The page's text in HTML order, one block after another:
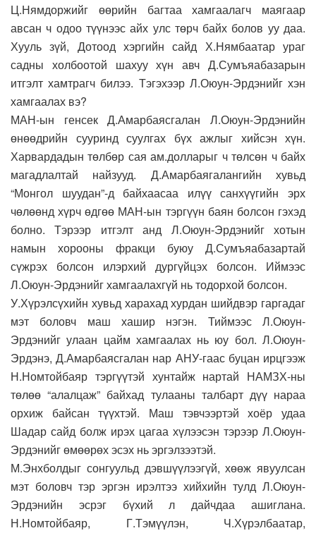
Ц.Нямдоржийг өөрийн багтаа хамгаалагч маягаар
авсан ч одоо түүнээс айх улс төрч байх болов уу даа.
Хууль зүй, Дотоод хэргийн сайд Х.Нямбаатар ураг
садны холбоотой шахуу хүн авч Д.Сумъяабазарын
итгэлт хамтрагч билээ. Тэгэхээр Л.Оюун-Эрдэнийг хэн
хамгаалах вэ?
МАН-ын генсек Д.Амарбаясгалан Л.Оюун-Эрдэнийн
өнөөдрийн сууринд суулгах бүх ажлыг хийсэн хүн.
Харвардадын төлбөр сая ам.долларыг ч төлсөн ч байх
магадлалтай найзууд. Д.Амарбаягалангийн хувьд
“Монгол шуудан”-д байхаасаа илүү санхүүгийн эрх
чөлөөнд хүрч өдгөө МАН-ын тэргүүн баян болсон гэхэд
болно. Тэрээр итгэлт анд Л.Оюун-Эрдэнийг хотын
намын хорооны фракци буюу Д.Сумъяабазартай
сүжрэх болсон илэрхий дургүйцэх болсон. Иймээс
Л.Оюун-Эрдэнийг хамгаалахгүй нь тодорхой болсон.
У.Хүрэлсүхийн хувьд харахад хурдан шийдвэр гаргадаг
мэт боловч маш хашир нэгэн. Тиймээс Л.Оюун-
Эрдэнийг улаан цайм хамгаалах нь юу бол. Л.Оюун-
Эрдэнэ, Д.Амарбаясгалан нар АНУ-гаас буцан ирцгээж
Н.Номтойбаяр тэргүүтэй хунтайж нартай НАМЗХ-ны
төлөө “алалцаж” байхад тулааны талбарт дүү нараа
орхиж байсан түүхтэй. Маш тэвчээртэй хоёр удаа
Шадар сайд болж ирэх цагаа хүлээсэн тэрээр Л.Оюун-
Эрдэнийг өмөөрөх эсэх нь эргэлзээтэй.
М.Энхболдыг сонгуульд дэвшүүлээгүй, хөөж явуулсан
мэт боловч тэр эргэн ирэлтээ хийхийн тулд Л.Оюун-
Эрдэнийн эсрэг бүхий л дайчдаа ашиглана.
Н.Номтойбаяр, Г.Тэмүүлэн, Ч.Хүрэлбаатар,